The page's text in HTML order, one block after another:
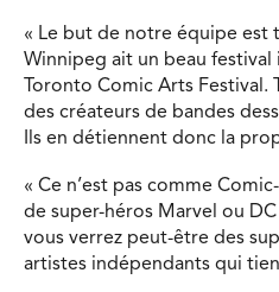
« Le but de notre équipe est
Winnipeg ait un beau
Toronto Comic Arts Festival.
des créateurs de bandes
Ils en détiennent donc la
« Ce n’est pas comme
de super-héros Marvel ou
vous verrez peut-être des
artistes indépendants qui